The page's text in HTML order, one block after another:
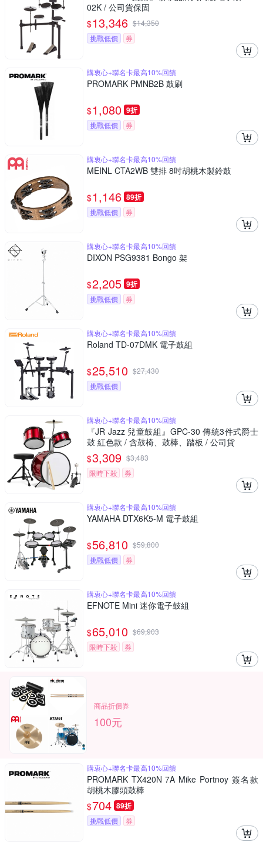
02K / 公司貨保固
$13,346 $14,350
挑戰低價
券
購衷心+聯名卡最高10%回饋
PROMARK PMNB2B 鼓刷
$1,080 9折
挑戰低價 券
購衷心+聯名卡最高10%回饋
MEINL CTA2WB 雙排 8吋胡桃木製鈴鼓
$1,146 89折
挑戰低價 券
購衷心+聯名卡最高10%回饋
DIXON PSG9381 Bongo 架
$2,205 9折
挑戰低價 券
購衷心+聯名卡最高10%回饋
Roland TD-07DMK 電子鼓組
$25,510 $27,430
挑戰低價
購衷心+聯名卡最高10%回饋
『JR Jazz 兒童鼓組』GPC-30 傳統3件式爵士
鼓 紅色款 / 含鼓椅、鼓棒、踏板 / 公司貨
$3,309 $3,483
限時下殺
券
購衷心+聯名卡最高10%回饋
YAMAHA DTX6K5-M 電子鼓組
$56,810 $59,800
挑戰低價
券
購衷心+聯名卡最高10%回饋
EFNOTE Mini 迷你電子鼓組
$65,010 $69,903
限時下殺
券
商品折價券
100元
購衷心+聯名卡最高10%回饋
PROMARK TX420N 7A Mike Portnoy 簽名款
胡桃木膠頭鼓棒
$704 89折
挑戰低價 券